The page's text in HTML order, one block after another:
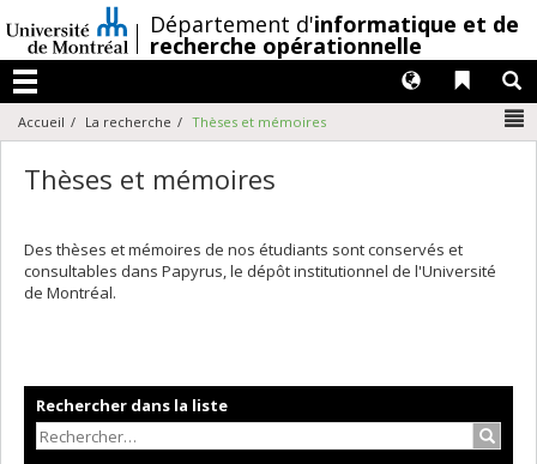
au
contenu
/Département d'informatique et de
recherche opérationnelle
Menu
Liens
Langues
Accueil La recherche Thèses et mémoires
Thèses et mémoires
Des thèses et mémoires de nos étudiants sont conservés et
consultables dans Papyrus, le dépôt institutionnel de l'Université
de Montréal.
Rechercher dans la liste